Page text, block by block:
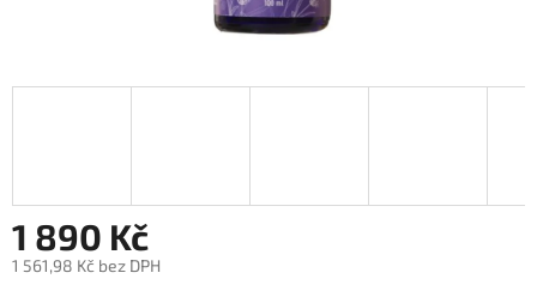
1 890 Kč
1 561,98 Kč bez DPH